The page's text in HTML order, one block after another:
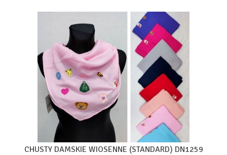
CHUSTY DAMSKIE WIOSENNE (STANDARD) DN1259